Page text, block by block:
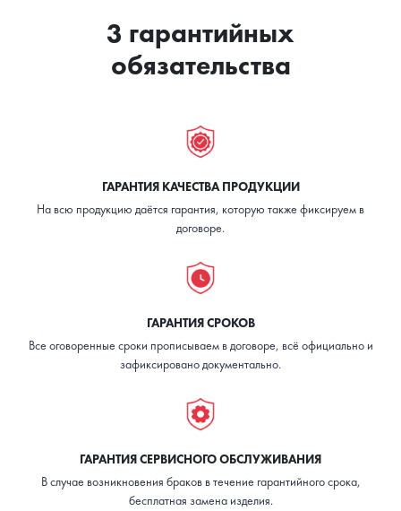
синтетике,
шелкографии,3 гарантийных
обязательства
ГАРАНТИЯ КАЧЕСТВА ПРОДУКЦИИ
На всю продукцию даётся гарантия, которую также фиксируем в
договоре.
ГАРАНТИЯ СРОКОВ
Все оговоренные сроки прописываем в договоре, всё официально и
зафиксировано документально.
ГАРАНТИЯ СЕРВИСНОГО ОБСЛУЖИВАНИЯ
В случае возникновения браков в течение гарантийного срока,
бесплатная замена изделия.